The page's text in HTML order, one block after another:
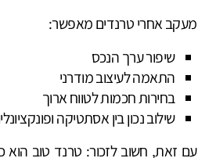
מעקב אחרי טרנדים מאפשר:
שיפור ערך הנכס
התאמה לעיצוב מודרני
בחירות חכמות לטווח ארוך
שילוב נכון בין אסתטיקה
עם זאת, חשוב לזכור: טרנד טוב הוא